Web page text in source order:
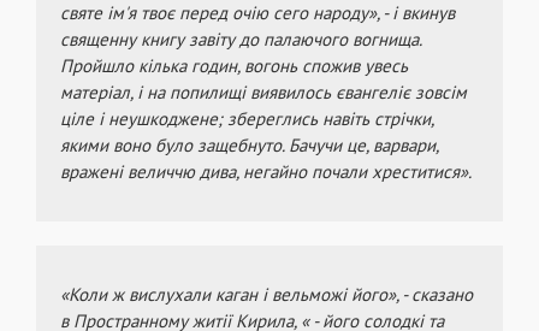
святе ім'я твоє перед очію сего народу», - і вкинув
священну книгу завіту до палаючого вогнища.
Пройшло кілька годин, вогонь спожив увесь
матеріал, і на попилищі виявилось євангеліє зовсім
ціле і неушкоджене; збереглись навіть стрічки,
якими воно було защебнуто. Бачучи це, варвари,
вражені величчю дива, негайно почали хреститися».
«Коли ж вислухали каган і вельможі його», - сказано
в Пространному житії Кирила, « - його солодкі та